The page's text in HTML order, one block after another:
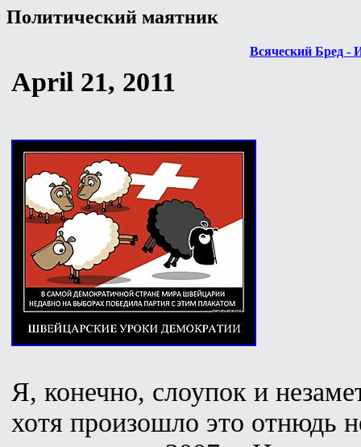
Политический маятник
Всяческий Бред -
April 21, 2011
Я, конечно, слоупок и
хотя произошло это отнюдь